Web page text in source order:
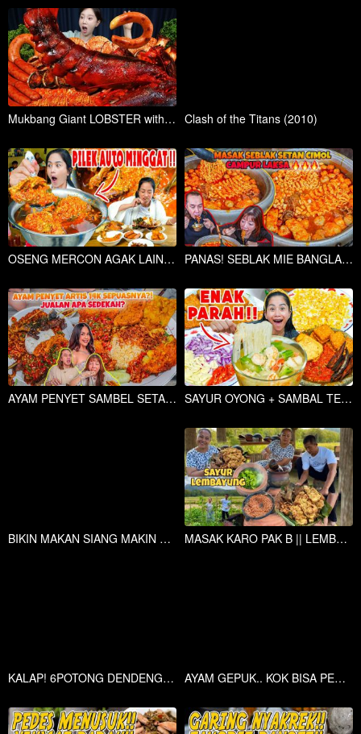
Mukbang Giant LOBSTER with Enoki Mushrooms & Kielbasa Sausages Seafood Boil Recipe Ssoyoung Clash of the Titans (2010)
OSENG MERCON AGAK LAIN, CABE RAWITNYA BIKIN NANGIS!! PANAS! SEBLAK MIE BANGLADESH SETAN PAKE WAGYU
AYAM PENYET SAMBEL SETAN ,SAMBEL SEPUASNYA? SAYUR OYONG + SAMBAL TERASI INI BIKIN OMAY KALAP MAKAN!!
BIKIN MAKAN SIANG MAKIN NAMPOL!! MASAK CUMI BENDOT!! MASAK KARO PAK B || LEMBAYUNG KACANG PANJANG
KALAP! 6POTONG DENDENG DALAM SATU PIRING TUMPAH SAMBEL DAN MINYAK MINYAKNYA! AYAM GEPUK.. KOK BISA PEDESNYA KAYA GINI?!